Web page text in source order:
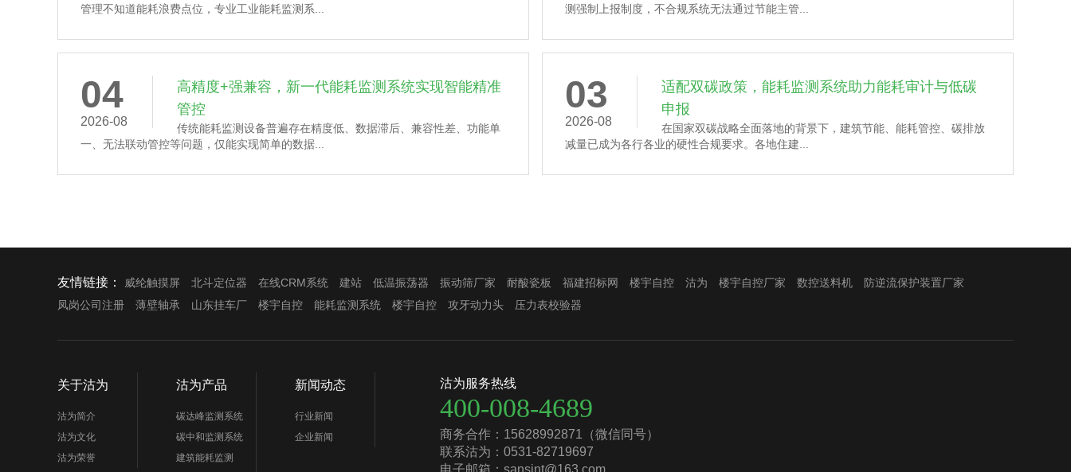
管理不知道能耗浪费点位，专业工业能耗监测系...
测强制上报制度，不合规系统无法通过节能主管...
04
2026-08
高精度+强兼容，新一代能耗监测系统实现智能精准
管控
传统能耗监测设备普遍存在精度低、数据滞后、兼容性差、功能单
一、无法联动管控等问题，仅能实现简单的数据...
03
2026-08
适配双碳政策，能耗监测系统助力能耗审计与低碳
申报
在国家双碳战略全面落地的背景下，建筑节能、能耗管控、碳排放
减量已成为各行各业的硬性合规要求。各地住建...
友情链接： 威纶触摸屏 北斗定位器 在线CRM系统 建站 低温振荡器 振动筛厂家 耐酸瓷板 福建招标网 楼宇自控 沽为 楼宇自控厂家 数控送料机
防逆流保护装置厂家
凤岗公司注册
薄壁轴承 山东挂车厂 楼宇自控 能耗监测系统 楼宇自控 攻牙动力头 压力表校验器
关于沽为
沽为简介
沽为文化
沽为荣誉
沽为产品
碳达峰监测系统
碳中和监测系统
建筑能耗监测
新闻动态
行业新闻
企业新闻
沽为服务热线
400-008-4689
商务合作：15628992871（微信同号）
联系沽为：0531-82719697
电子邮箱：sansint@163.com